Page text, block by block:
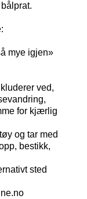
mye igjen»
ved,
for kjærlig
og tar med
bestikk,
sted